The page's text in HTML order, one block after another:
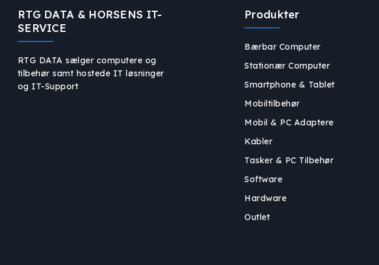
Produkter
Bærbar Computer
Stationær Computer
Smartphone & Tablet
Mobiltilbehør
Mobil & PC Adaptere
Kabler
Tasker & PC Tilbehør
Software
Hardware
Outlet
RTG DATA & HORSENS IT-
SERVICE
RTG DATA sælger computere og
tilbehør samt hostede IT løsninger
og IT-Support